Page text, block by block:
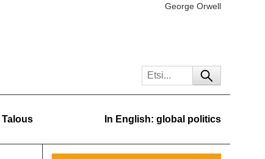
George Orwell
Talous In English: global politics